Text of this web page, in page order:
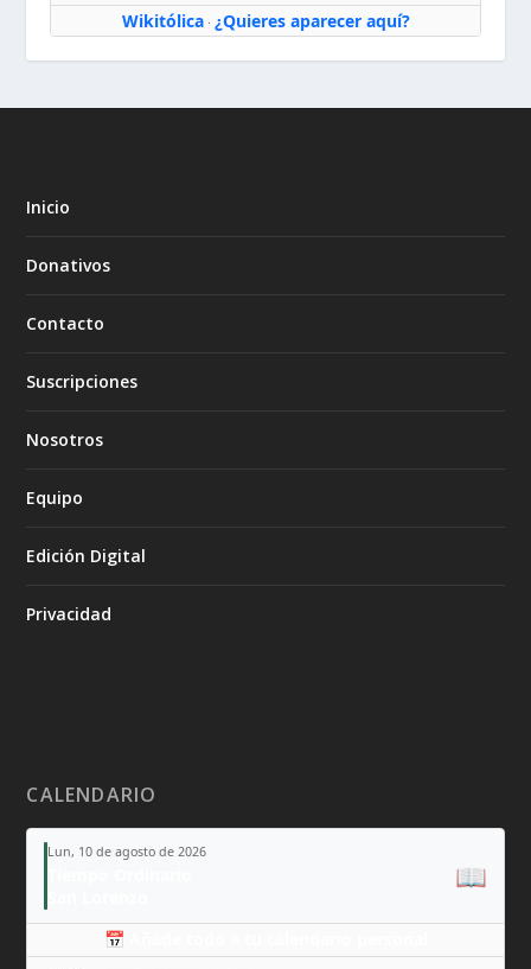
Wikitólica· ¿Quieres aparecer aquí?
Inicio
Donativos
Contacto
Suscripciones
Nosotros
Equipo
Edición Digital
Privacidad
CALENDARIO
Lun, 10 de agosto de 2026
📖
📅 Añade todo a tu calendario personal